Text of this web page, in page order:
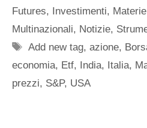
Futures, Investimenti,
Multinazionali, Notizie,
Tag
Add new tag,azione,
economia, Etf, India, Italia,
prezzi, S&P, USA